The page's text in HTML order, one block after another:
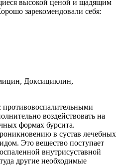
высокой ценой и щадящим
зарекомендовали себя:
воздействовать на
формах бурсита.
в сустав лечебных
Это вещество поступает
внутрисуставной
другие необходимые